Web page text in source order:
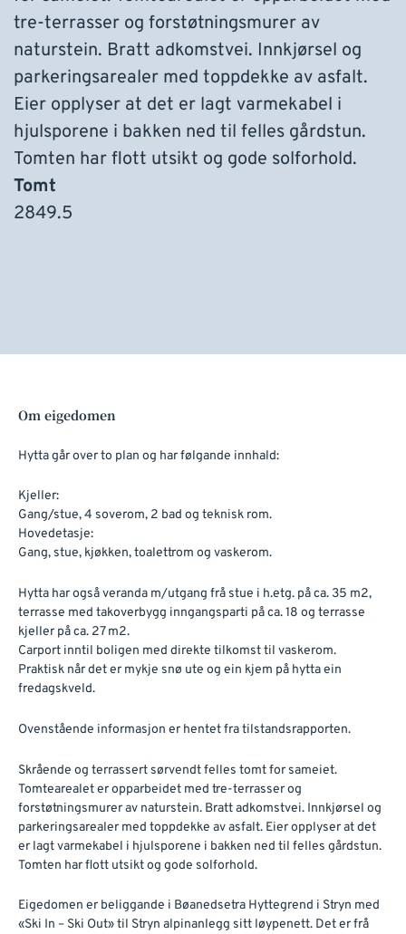
tre-terrasser og forstøtningsmurer av
naturstein. Bratt adkomstvei. Innkjørsel og
parkeringsarealer med toppdekke av asfalt.
Eier opplyser at det er lagt varmekabel i
hjulsporene i bakken ned til felles gårdstun.
Tomten har flott utsikt og gode solforhold.
Tomt
2849.5
Om eigedomen
Hytta går over to plan og har følgande innhald:
Kjeller:
Gang/stue, 4 soverom, 2 bad og teknisk rom.
Hovedetasje:
Gang, stue, kjøkken, toalettrom og vaskerom.
Hytta har også veranda m/utgang frå stue i h.etg. på ca. 35 m2,
terrasse med takoverbygg inngangsparti på ca. 18 og terrasse
kjeller på ca. 27 m2.
Carport inntil boligen med direkte tilkomst til vaskerom.
Praktisk når det er mykje snø ute og ein kjem på hytta ein
fredagskveld.
Ovenstående informasjon er hentet fra tilstandsrapporten.
Skrående og terrassert sørvendt felles tomt for sameiet.
Tomtearealet er opparbeidet med tre-terrasser og
forstøtningsmurer av naturstein. Bratt adkomstvei. Innkjørsel og
parkeringsarealer med toppdekke av asfalt. Eier opplyser at det
er lagt varmekabel i hjulsporene i bakken ned til felles gårdstun.
Tomten har flott utsikt og gode solforhold.
Eigedomen er beliggande i Bøanedsetra Hyttegrend i Stryn med
«Ski In – Ski Out» til Stryn alpinanlegg sitt løypenett. Det er frå